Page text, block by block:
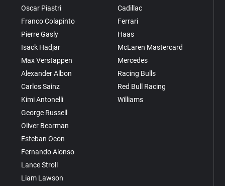
Oscar Piastri
Franco Colapinto
Pierre Gasly
Isack Hadjar
Max Verstappen
Alexander Albon
Carlos Sainz
Kimi Antonelli
George Russell
Oliver Bearman
Esteban Ocon
Fernando Alonso
Lance Stroll
Liam Lawson
Cadillac
Ferrari
Haas
McLaren Mastercard
Mercedes
Racing Bulls
Red Bull Racing
Williams